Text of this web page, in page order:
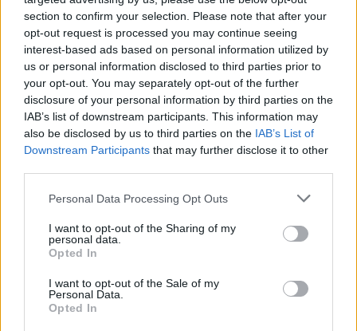
section to confirm your selection. Please note that after your
opt-out request is processed you may continue seeing
interest-based ads based on personal information utilized by
us or personal information disclosed to third parties prior to
your opt-out. You may separately opt-out of the further
disclosure of your personal information by third parties on the
IAB’s list of downstream participants. This information may
also be disclosed by us to third parties on the IAB’s List of
Downstream Participants that may further disclose it to other
Personal Data Processing Opt Outs
I want to opt-out of the Sharing of my
personal data.
Opted In
I want to opt-out of the Sale of my
Personal Data.
Opted In
respuesta.
En respuesta a un diputado, de enero a
diciembre de 2017 hubo 1.335 AVE con
derecho a indemnización
Es constatable con los escasos datos disponibles
que la puntualidad de Renfe ha empeorado. Otros
elementos así lo refuerzan, como el del
legendario compromiso de puntualidad
de AVE Madrid-Sevilla). En julio de 2016, la
empresa eliminó con alevosía el compromiso con
la línea entre las capitales española y andaluza,
por el cual se devolvía el importe íntegro del